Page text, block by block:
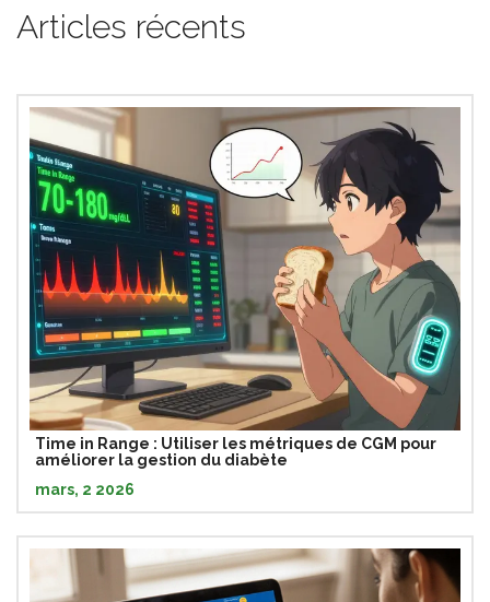
Articles récents
Time in Range : Utiliser les métriques de CGM pour
améliorer la gestion du diabète
mars, 2 2026